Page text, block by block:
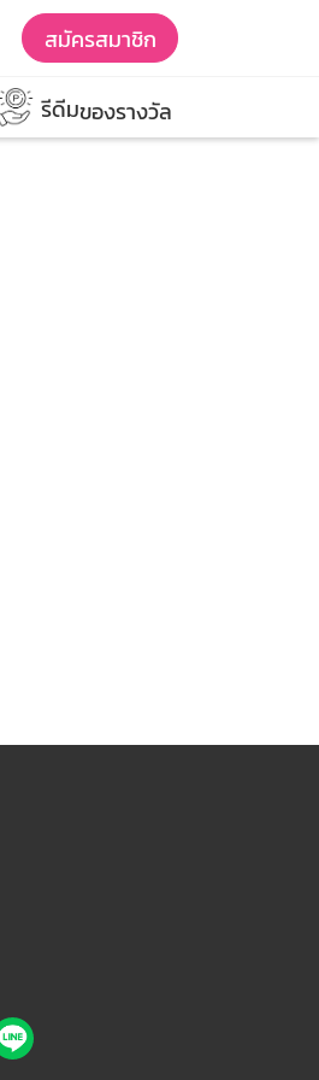
สมัครสมาชิก
รีดีมของรางวัล